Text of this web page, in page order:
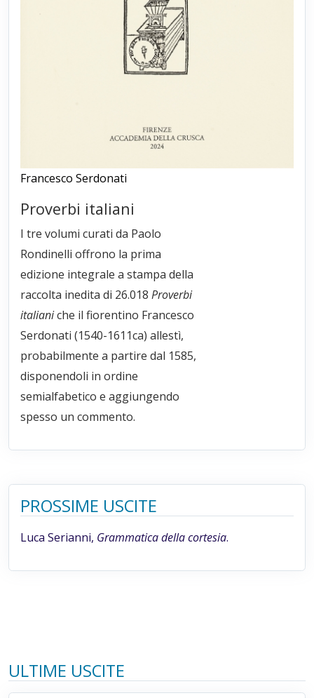
Francesco Serdonati
Proverbi italiani
I tre volumi curati da Paolo
Rondinelli offrono la prima
edizione integrale a stampa della
raccolta inedita di 26.018 Proverbi
italianiche il fiorentino Francesco
Serdonati (1540-1611ca) allestì,
probabilmente a partire dal 1585,
disponendoli in ordine
semialfabetico e aggiungendo
spesso un commento.
PROSSIME USCITE
Luca Serianni, Grammatica della cortesia.
ULTIME USCITE